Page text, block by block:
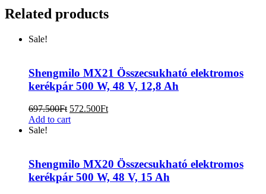
Related products
Sale!
Shengmilo MX21 Összecsukható elektromos
kerékpár 500 W, 48 V, 12,8 Ah
697.500Ft 572.500Ft
Add to cart
Sale!
Shengmilo MX20 Összecsukható elektromos
kerékpár 500 W, 48 V, 15 Ah